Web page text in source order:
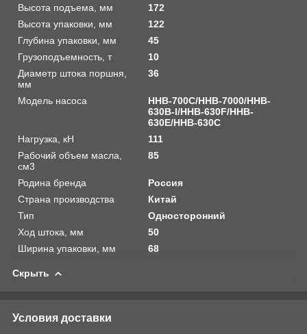
Высота подъема, мм
172
Высота упаковки, мм
122
Глубина упаковки, мм
45
Грузоподъемность, т
10
Диаметр штока поршня,
мм
36
Модель насоса
HHB-700C/HHB-7000/HHB-
630B-I/HHB-630F/HHB-
630E/HHB-630C
Нагрузка, кН
111
Рабочий объем масла,
см3
85
Родина бренда
Россия
Страна производства
Китай
Тип
Односторонний
Ход штока, мм
50
Ширина упаковки, мм
68
Скрыть
Условия доставки